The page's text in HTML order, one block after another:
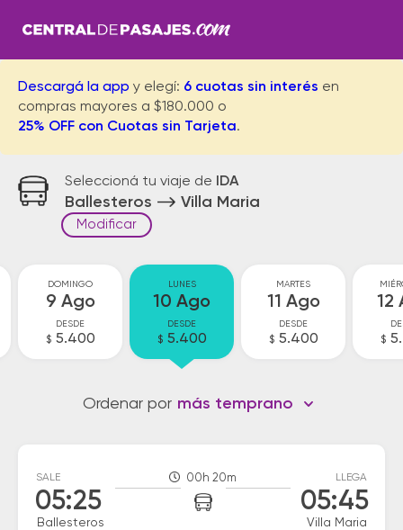
Descargá la app y elegí: 6 cuotas sin interés en
compras mayores a $180.000 o
25% OFF con Cuotas sin Tarjeta.
Seleccioná tu viaje de IDA
Ballesteros Villa Maria
Modificar
DOMINGO
9 Ago
DESDE
$ 5.400
LUNES
10 Ago
DESDE
$ 5.400
MARTES
11 Ago
DESDE
$ 5.400
12
$
Ordenar por más temprano
SALE
05:25
Ballesteros
00h 20m LLEGA
05:45
Villa Maria